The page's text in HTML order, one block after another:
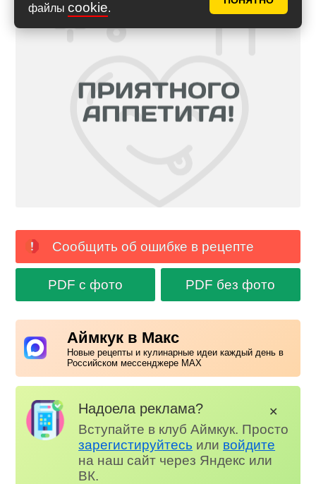
файлы cookie.
Сообщить об ошибке в рецепте
PDF с фото PDF без фото
Аймкук в Макс
Новые рецепты и кулинарные идеи каждый день в
Российском мессенджере MAX
Надоела реклама?
Вступайте в клуб Аймкук. Просто
зарегистируйтесь или войдите
на наш сайт через Яндекс или
ВК.
✕